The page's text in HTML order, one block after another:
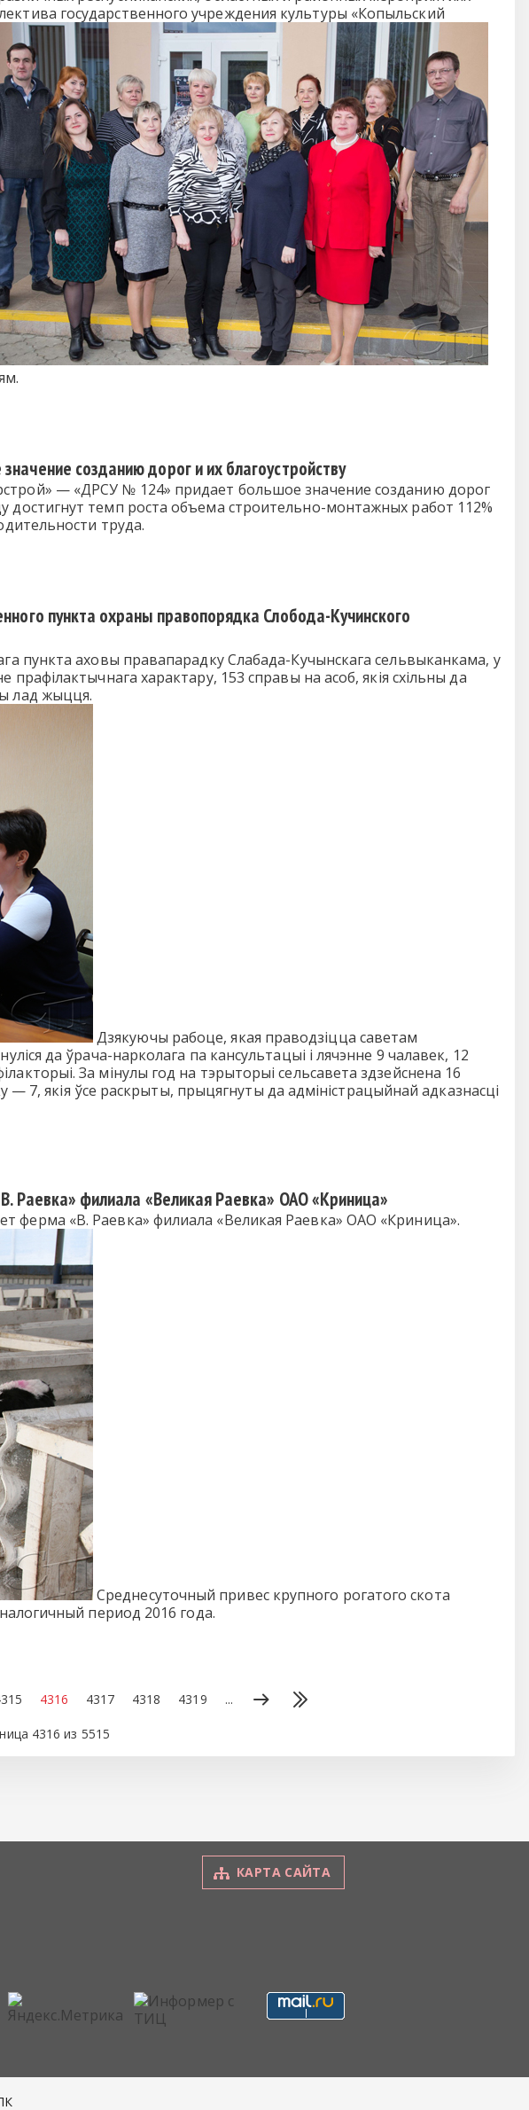
государственного учреждения культуры «Копыльский
созданию дорог и их благоустройству
— «ДРСУ № 124» придает большое значение созданию дорог
достигнут темп роста объема строительно-монтажных работ 112%
труда.
пункта охраны правопорядка Слобода-Кучинского
пункта аховы правапарадку Слабада-Кучынскага сельвыканкама, у
характару, 153 справы на асоб, якія схільны да
лад жыцця.
Дзякуючы рабоце, якая праводзіцца саветам
да ўрача-нарколага па кансультацыі і лячэнне 9 чалавек, 12
За мінулы год на тэрыторыі сельсавета здзейснена 16
— 7, якія ўсе раскрыты, прыцягнуты да адміністрацыйнай адказнасці
Раевка» филиала «Великая Раевка» ОАО «Криница»
ферма «В. Раевка» филиала «Великая Раевка» ОАО «Криница».
Среднесуточный привес крупного рогатого скота
период 2016 года.
4316 4317 4318 4319 ...
4316 из 5515
КАРТА САЙТА